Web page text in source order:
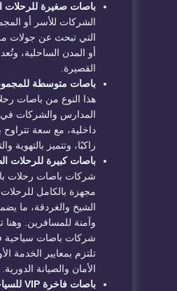
باصات صغيرة للرحلات
الشركات للأسر أو
التي تبحث عن جولات
أو المدن الساحلية،
القصيرة.
باصات متوسطة
هذا النوع من باصات
المدارس والشركات في
راكبًا، وتتميز بالتهوية
باصات كبيرة للرحلات
شركات باصات رحلات
مجهزة بالكامل
الشيخ والغردقة، ما
وآمنة للمسافرين. وهنا
شركات باصات سياحية
تلتزم بمعايير الخدمة
الأمان والصيانة الدورية.
باصات فاخرة VIP للسياحة الخاصة